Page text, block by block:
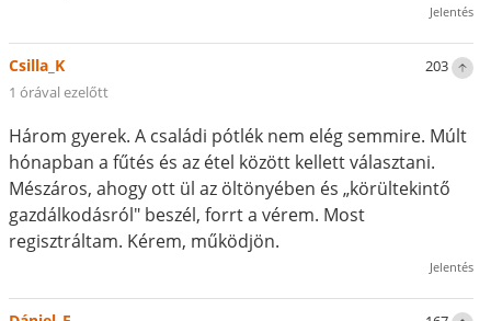
Jelentés
203
Csilla_K
1 órával ezelőtt
Három gyerek. A családi pótlék nem elég semmire. Múlt
hónapban a fűtés és az étel között kellett választani.
Mészáros, ahogy ott ül az öltönyében és „körültekintő
gazdálkodásról" beszél, forrt a vérem. Most
regisztráltam. Kérem, működjön.
Jelentés